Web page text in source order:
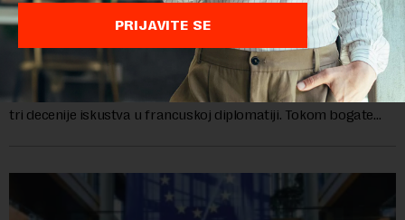
Ambasadorka Francuske: Napredak nije uklonio
sve prepreke
Od oktobra 2025. godine, funkciju ambasadorke Francuske u
Srbiji obavlja Florans Ferari, karijerna diplomatkinja sa više od
tri decenije iskustva u francuskoj diplomatiji. Tokom bogate
PRIJAVITE SE